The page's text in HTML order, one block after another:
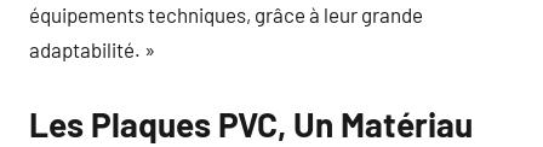
équipements techniques, grâce à leur grande
adaptabilité. »
Les Plaques PVC, Un Matériau